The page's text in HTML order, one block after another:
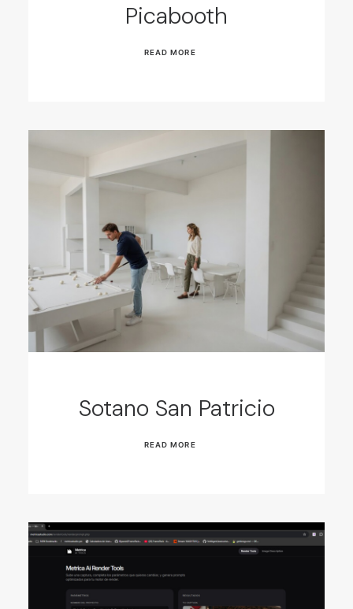
Picabooth
READ MORE
Sotano San Patricio
READ MORE